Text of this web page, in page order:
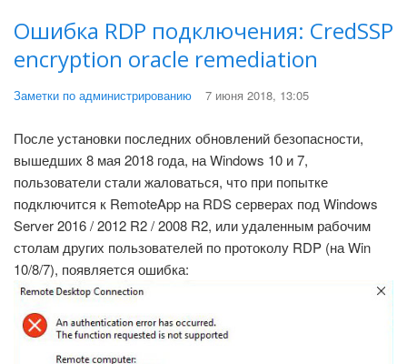
Ошибка RDP подключения: CredSSP
encryption oracle remediation
Заметки по администрированию 7 июня 2018, 13:05
После установки последних обновлений безопасности,
вышедших 8 мая 2018 года, на Windows 10 и 7,
пользователи стали жаловаться, что при попытке
подключится к RemoteApp на RDS серверах под Windows
Server 2016 / 2012 R2 / 2008 R2, или удаленным рабочим
столам других пользователей по протоколу RDP (на Win
10/8/7), появляется ошибка: